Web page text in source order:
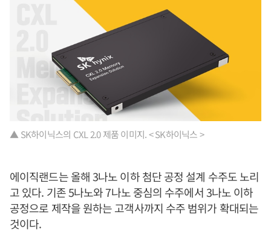
▲ SK하이닉스의 CXL 2.0 제품 이미지. < SK하이닉스 >
에이직랜드는 올해 3나노 이하 첨단 공정 설계 수주도 노리
고 있다. 기존 5나노와 7나노 중심의 수주에서 3나노 이하
공정으로 제작을 원하는 고객사까지 수주 범위가 확대되는
것이다.